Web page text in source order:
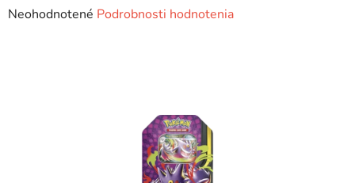
Priemerné
Neohodnotené Podrobnosti hodnotenia